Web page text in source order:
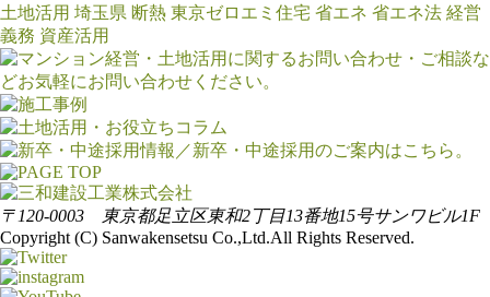
土地活用 埼玉県 断熱 東京ゼロエミ住宅 省エネ 省エネ法 経営
義務 資産活用
〒120-0003 東京都足立区東和2丁目13番地15号サンワビル1F
Copyright (C) Sanwakensetsu Co.,Ltd.All Rights Reserved.